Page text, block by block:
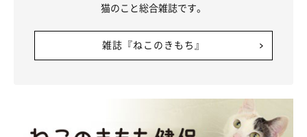
花火、インターフォン、掃除機、ドライヤーなど、猫ちゃんが嫌
いな音はたくさんあります。これは本能的に「得体の知れないも
の」に危険を感じていたり、インターフォンは「来客」という嫌
猫のこと総合雑誌です。
雑誌『ねこのきもち』